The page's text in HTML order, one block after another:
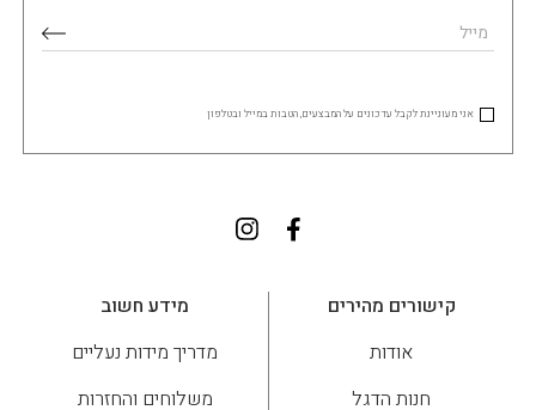
אני מעוניינת לקבל עדכונים על המבצעים, הטבות במייל ובטלפון
קישורים מהירים
אודות
חנות הדגל
מידע חשוב
מדריך מידות נעליים
משלוחים והחזרות